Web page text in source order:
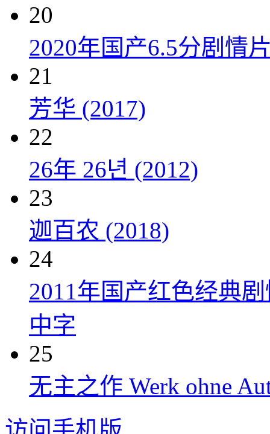
20
2020年国产6.5分剧情
21
芳华 (2017)
22
26年 26년 (2012)
23
迦百农 (2018)
24
2011年国产红色经典
中字
25
无主之作 Werk ohne